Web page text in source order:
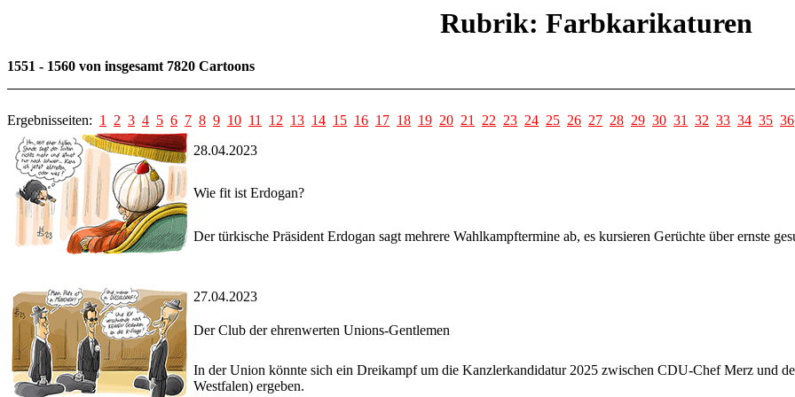
Rubrik: Farbkarikaturen
1551 - 1560 von insgesamt 7820 Cartoons
Ergebnisseiten: 1 2 3 4 5 6 7 8 9 10 11 12 13 14 15 16 17 18 19 20 21 22 23 24 25 26 27 28 29 30 31 32 33 34 35 36
28.04.2023
Wie fit ist Erdogan?
Der türkische Präsident Erdogan sagt mehrere Wahlkampftermine ab, es kursieren Gerüchte über ernste
27.04.2023
Der Club der ehrenwerten Unions-Gentlemen
In der Union könnte sich ein Dreikampf um die Kanzlerkandidatur 2025 zwischen CDU-Chef Merz und
Westfalen) ergeben.